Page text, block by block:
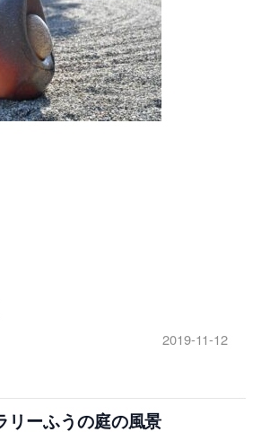
2019-11-12
リーふうの庭の風景